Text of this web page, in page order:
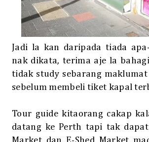
Jadi la kan daripada tiada
nak dikata, terima aje la
tidak study sebarang
sebelum membeli tiket kapal
Tour guide kitaorang cakap
datang ke Perth tapi tak
Market dan E-Shed Market